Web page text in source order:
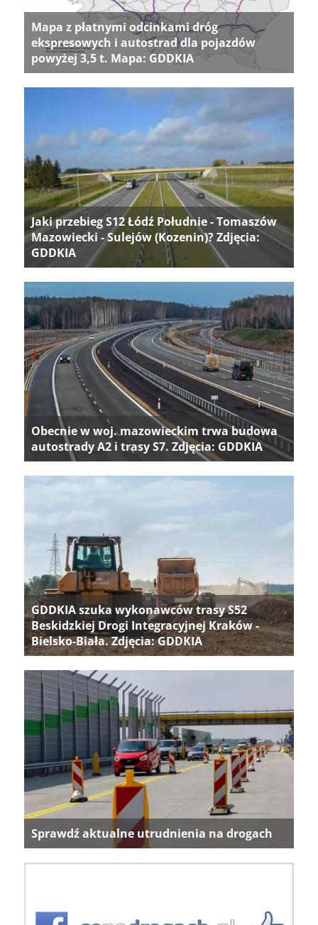
Mapa z płatnymi odcinkami dróg
ekspresowych i autostrad dla pojazdów
powyżej 3,5 t. Mapa: GDDKIA
Jaki przebieg S12 Łódź Południe - Tomaszów
Mazowiecki - Sulejów (Kozenin)? Zdjęcia:
GDDKIA
Obecnie w woj. mazowieckim trwa budowa
autostrady A2 i trasy S7. Zdjęcia: GDDKIA
GDDKIA szuka wykonawców trasy S52
Beskidzkiej Drogi Integracyjnej Kraków -
Bielsko-Biała. Zdjęcia: GDDKIA
Sprawdź aktualne utrudnienia na drogach